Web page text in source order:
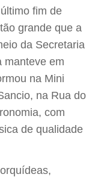
fim de
grande que a
da Secretaria
manteve em
na Mini
na Rua do
com
de qualidade